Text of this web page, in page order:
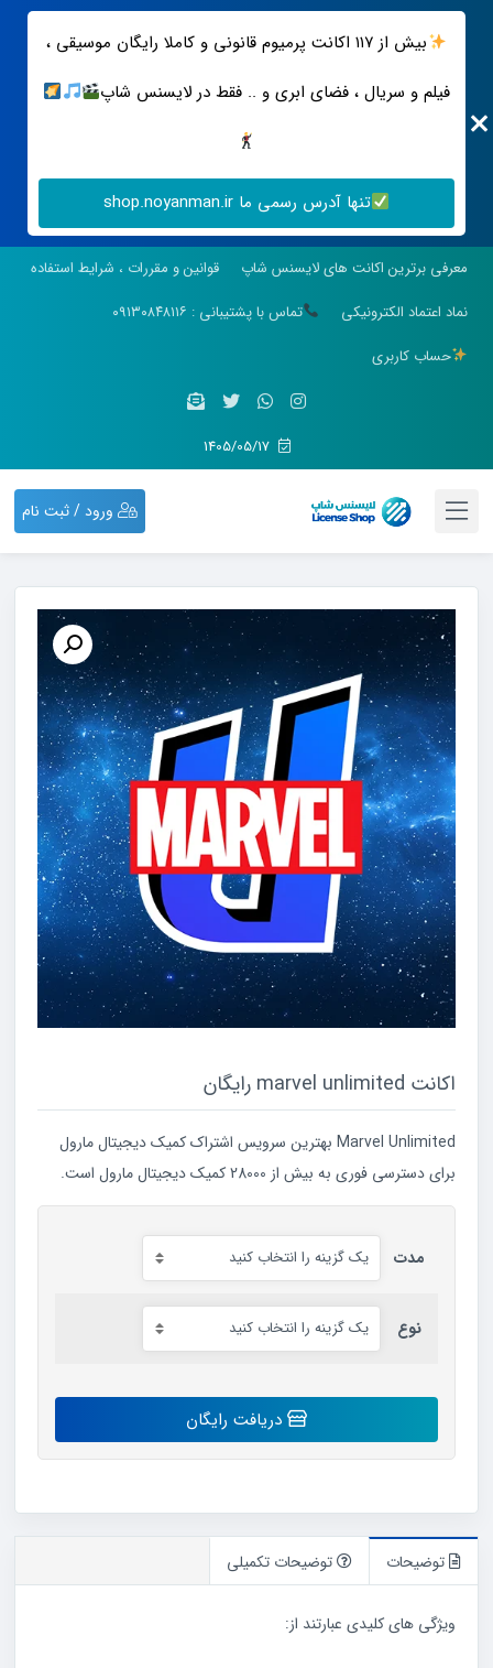
بیش از ۱۱۷ اکانت پرمیوم قانونی و کاملا رایگان موسیقی ،
فیلم و سریال ، فضای ابری و .. فقط در لایسنس شاپ
تنها آدرس رسمی ما shop.noyanman.ir
معرفی برترین اکانت های لایسنس شاپ
قوانین و مقررات ، شرایط استفاده
نماد اعتماد الکترونیکی
تماس با پشتیبانی : ۰۹۱۳۰۸۴۸۱۱۶
حساب کاربری
1405/05/17
ورود / ثبت نام
اکانت marvel unlimited رایگان
Marvel Unlimited بهترین سرویس اشتراک کمیک دیجیتال مارول
برای دسترسی فوری به بیش از 28000 کمیک دیجیتال مارول است.
مدت
نوع
اکانت
unlimited
دریافت رایگان
توضیحات توضیحات تکمیلی
ویژگی های کلیدی عبارتند از: